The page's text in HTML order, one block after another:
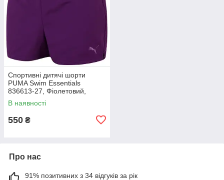
Спортивні дитячі шорти
PUMA Swim Essentials
836613-27, Фіолетовий,
Розмір (EU) — 128cm
В наявності
550 ₴
Про нас
91% позитивних з 34 відгуків за рік